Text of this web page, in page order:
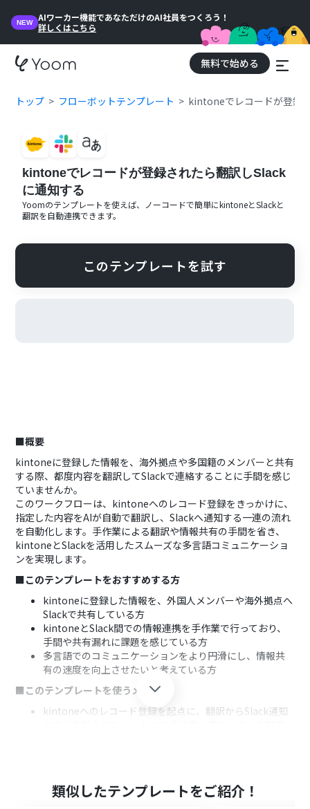
NEW
AIワーカー機能であなただけのAI社員をつくろう！
詳しくはこちら
無料で始める
トップ フローボットテンプレート kintoneでレコードが登録
kintoneでレコードが登録されたら翻訳しSlack
に通知する
Yoomのテンプレートを使えば、ノーコードで簡単にkintoneとSlackと
翻訳を自動連携できます。
このテンプレートを試す
■概要
kintoneに登録した情報を、海外拠点や多国籍のメンバーと共有
する際、都度内容を翻訳してSlackで連絡することに手間を感じ
ていませんか。
このワークフローは、kintoneへのレコード登録をきっかけに、
指定した内容をAIが自動で翻訳し、Slackへ通知する一連の流れ
を自動化します。手作業による翻訳や情報共有の手間を省き、
kintoneとSlackを活用したスムーズな多言語コミュニケーショ
ンを実現します。
■このテンプレートをおすすめする方
kintoneに登録した情報を、外国人メンバーや海外拠点へ
Slackで共有している方
kintoneとSlack間での情報連携を手作業で行っており、
手間や共有漏れに課題を感じている方
多言語でのコミュニケーションをより円滑にし、情報共
有の速度を向上させたいと考えている方
■このテンプレートを使うメリット
kintoneへのレコード登録を起点に、翻訳からSlack通知
■フローボットの流れ
類似したテンプレートをご紹介！